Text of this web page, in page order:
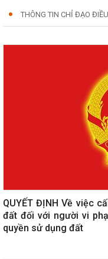
THÔNG TIN CHỈ ĐẠO
QUYẾT ĐỊNH Về việc
đất đối với người vi
quyền sử dụng đất